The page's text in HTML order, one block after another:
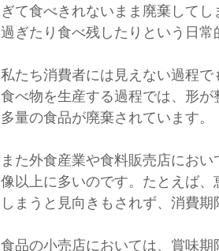
ぎて食べきれないまま廃棄して
過ぎたり食べ残したりという日常
私たち消費者には見えない過程で
食べ物を生産する過程では、形
多量の食品が廃棄されています。
また外食産業や食料販売店にお
像以上に多いのです。たとえば
しまうと見向きもされず、消費
食品の小売店においては、賞味